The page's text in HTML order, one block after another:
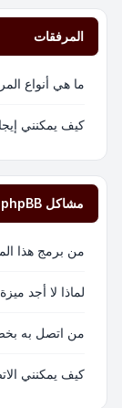
المرفقات
ما هي أنواع
كيف يمكنني
مشاكل phpBB
من برمج هذا
لماذا لا أجد
من اتصل به
كيف يمكنني